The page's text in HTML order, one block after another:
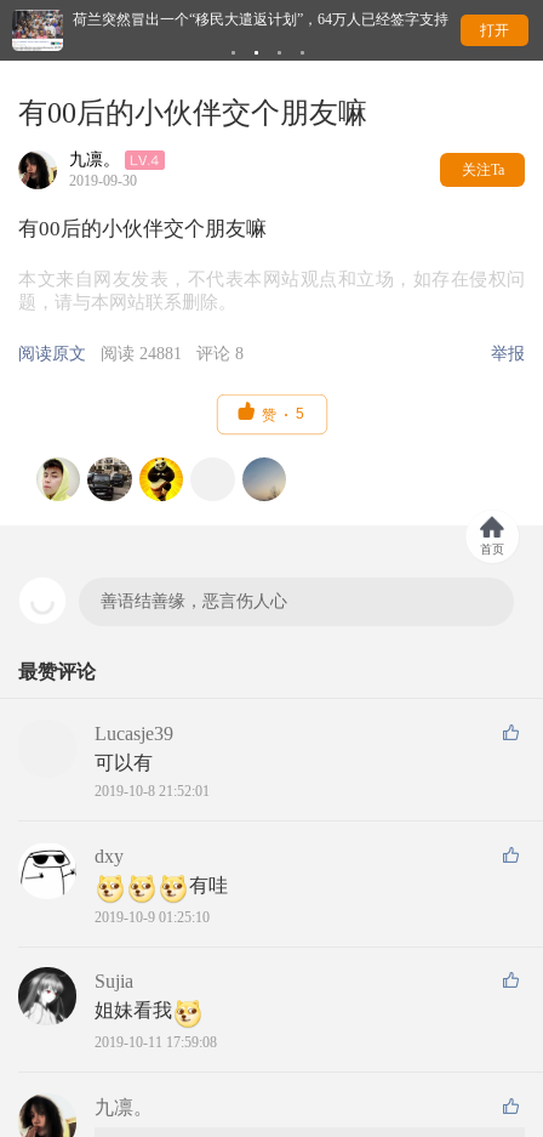
荷兰突然冒出一个“移民大遣返计划”，64万人已经签字支持 一
打开
有00后的小伙伴交个朋友嘛
九凛。
2019-09-30
关注Ta
有00后的小伙伴交个朋友嘛
本文来自网友发表，不代表本网站观点和立场，如存在侵权问
题，请与本网站联系删除。
阅读原文 阅读 24881 评论 8 举报
 赞 5
善语结善缘，恶言伤人心
最赞评论
Lucasje39
可以有
2019-10-8 21:52:01
dxy
有哇
2019-10-9 01:25:10
Sujia
姐妹看我
2019-10-11 17:59:08
九凛。
首页